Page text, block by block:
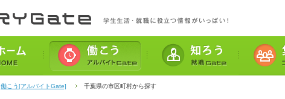
働こう[アルバイトGate] 千葉県の市区町村から探す